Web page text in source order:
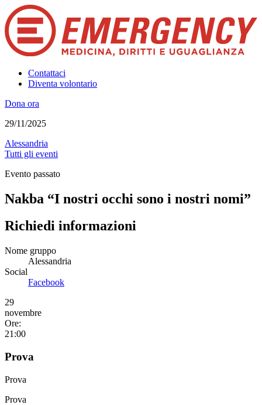
Contattaci
Diventa volontario
Dona ora
29/11/2025
Alessandria
Tutti gli eventi
Evento passato
Nakba “I nostri occhi sono i nostri nomi”
Richiedi informazioni
Nome gruppo
Alessandria
Social
Facebook
29
novembre
Ore:
21:00
Prova
Prova
Prova